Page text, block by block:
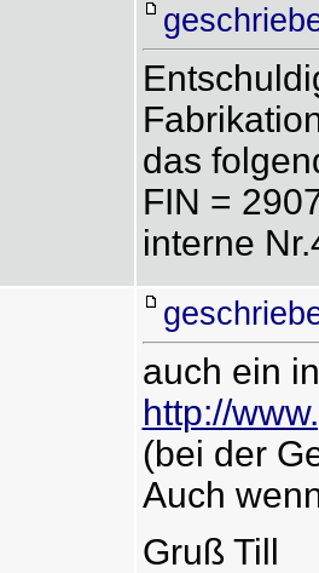
das
FIN =
interne
auch ein
http://
(bei der
Auch
Gruß Till